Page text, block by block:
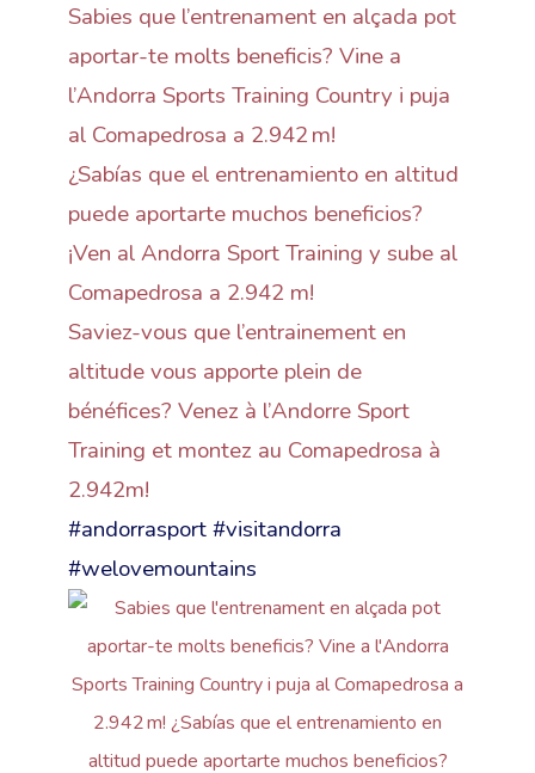
Sabies que l’entrenament en alçada pot
aportar-te molts beneficis? Vine a
l’Andorra Sports Training Country i puja
al Comapedrosa a 2.942 m!
¿Sabías que el entrenamiento en altitud
puede aportarte muchos beneficios?
¡Ven al Andorra Sport Training y sube al
Comapedrosa a 2.942 m!
Saviez-vous que l’entrainement en
altitude vous apporte plein de
bénéfices? Venez à l’Andorre Sport
Training et montez au Comapedrosa à
2.942m!
#andorrasport #visitandorra
#welovemountains